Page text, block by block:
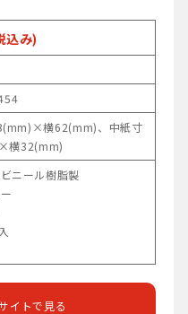
込み)
横62(mm)、中紙寸
横32(mm)
ニール樹脂製
イトで見る